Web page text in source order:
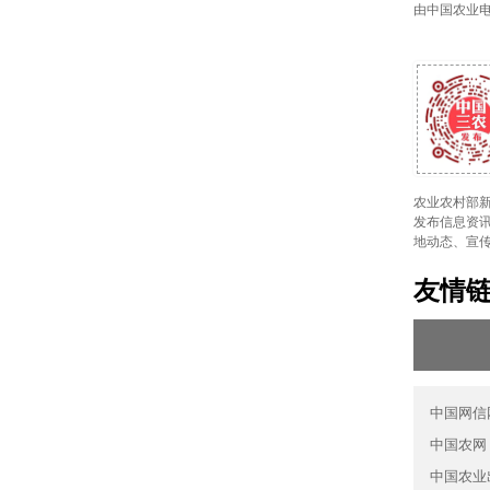
由中国农业
农业农村部
发布信息资
地动态、宣
友情
中国网信
中国农网
中国农业